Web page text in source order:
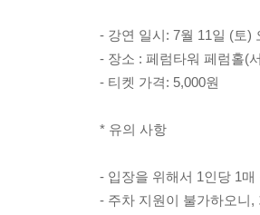
- 강연 일시: 7월 11일 (토)
- 장소 : 페럼타워 페럼홀(
- 티켓 가격: 5,000원
* 유의 사항
- 입장을 위해서 1인당 1
- 주차 지원이 불가하오니